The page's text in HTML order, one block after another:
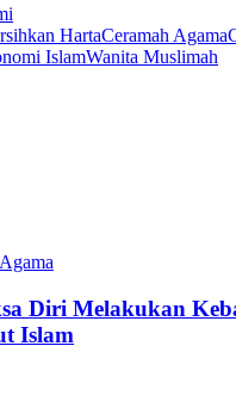
HartaCeramah Agama
IslamWanita Muslimah
Diri Melakukan
Islam